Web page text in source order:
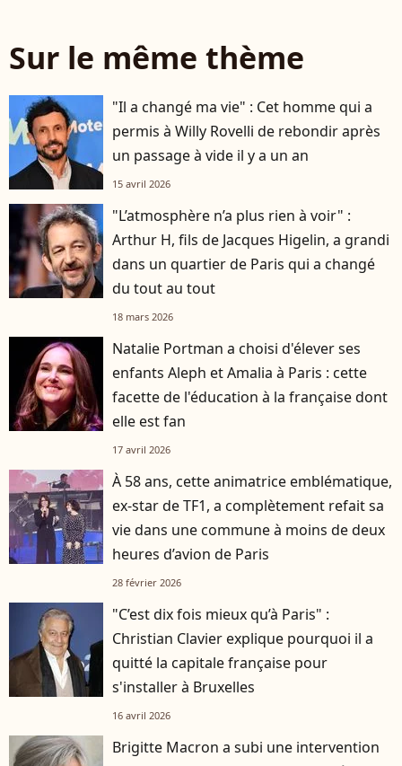
Sur le même thème
"Il a changé ma vie" : Cet homme qui a
permis à Willy Rovelli de rebondir après
un passage à vide il y a un an
15 avril 2026
"L’atmosphère n’a plus rien à voir" :
Arthur H, fils de Jacques Higelin, a grandi
dans un quartier de Paris qui a changé
du tout au tout
18 mars 2026
Natalie Portman a choisi d'élever ses
enfants Aleph et Amalia à Paris : cette
facette de l'éducation à la française dont
elle est fan
17 avril 2026
À 58 ans, cette animatrice emblématique,
ex-star de TF1, a complètement refait sa
vie dans une commune à moins de deux
heures d’avion de Paris
28 février 2026
"C’est dix fois mieux qu’à Paris" :
Christian Clavier explique pourquoi il a
quitté la capitale française pour
s'installer à Bruxelles
16 avril 2026
Brigitte Macron a subi une intervention